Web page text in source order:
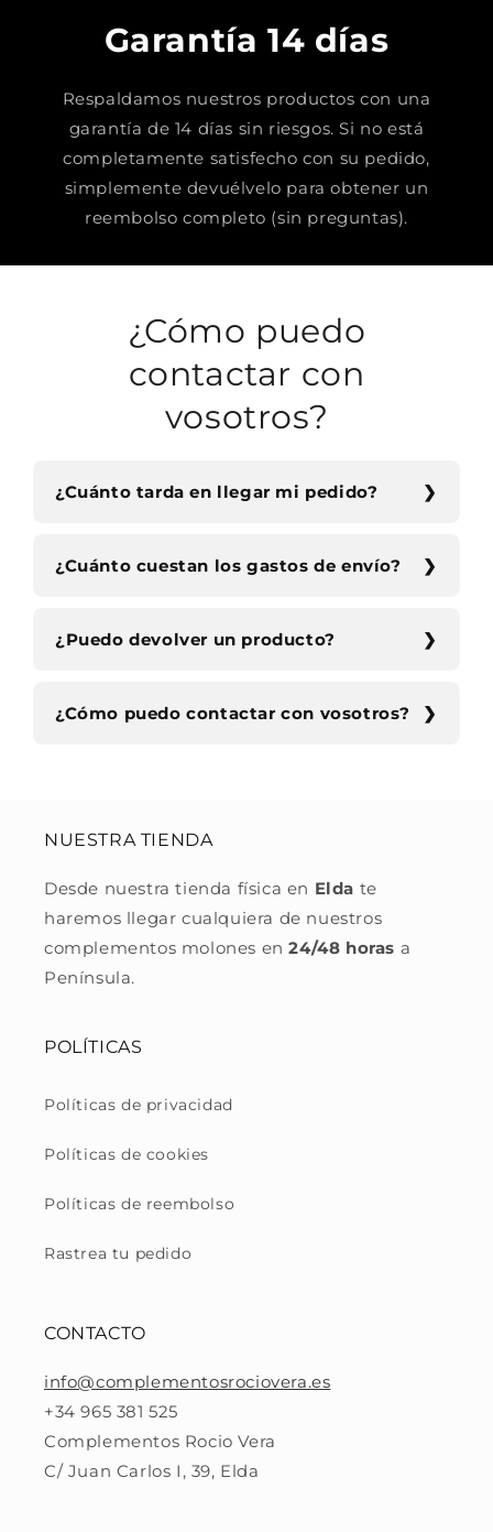
Garantía 14 días
Respaldamos nuestros productos con una
garantía de 14 días sin riesgos. Si no está
completamente satisfecho con su pedido,
simplemente devuélvelo para obtener un
reembolso completo (sin preguntas).
¿Cómo puedo
contactar con
vosotros?
¿Cuánto tarda en llegar mi pedido?
¿Cuánto cuestan los gastos de envío?
¿Puedo devolver un producto?
¿Cómo puedo contactar con vosotros?
NUESTRA TIENDA
Desde nuestra tienda física en Elda te
haremos llegar cualquiera de nuestros
complementos molones en24/48 horas a
Península.
POLÍTICAS
Políticas de privacidad
Políticas de cookies
Políticas de reembolso
Rastrea tu pedido
CONTACTO
info@complementosrociovera.es
+34 965 381 525
Complementos Rocio Vera
C/ Juan Carlos I, 39, Elda